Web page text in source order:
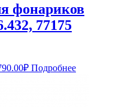
фонариков
77175
₽Текущая
Подробнее